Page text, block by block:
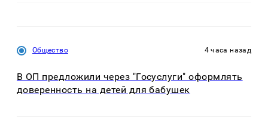
Общество 4 часа назад
В ОП предложили через "Госуслуги" оформлять
доверенность на детей для бабушек